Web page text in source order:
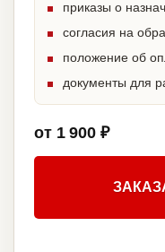
приказы о
согласия на
положение об
документы для
от 1 900 ₽